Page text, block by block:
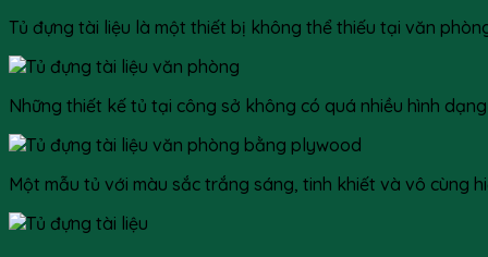
Tủ đựng tài liệu là một thiết bị không thể thiếu tại văn
Những thiết kế tủ tại công sở không có quá nhiều hình
Một mẫu tủ với màu sắc trắng sáng, tinh khiết và vô cùng